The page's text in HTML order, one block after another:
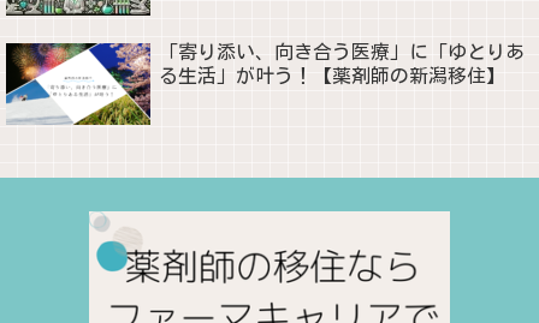
「寄り添い、向き合う医療」に「ゆとりあ
る生活」が叶う！【薬剤師の新潟移住】